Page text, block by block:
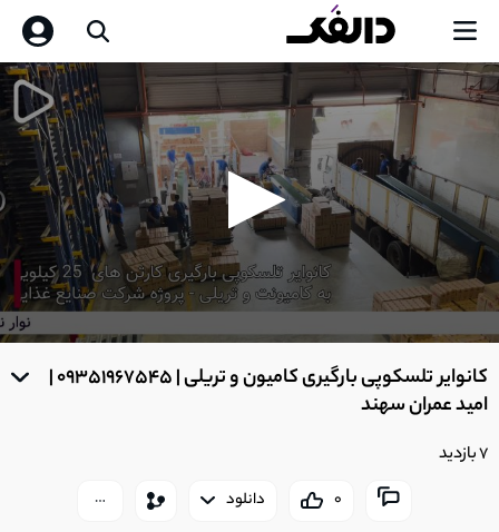
0
of
کانوایر تلسکوپی بارگیری کامیون و تریلی | 09351967545 |
امید عمران سهند
7 بازدید
0 دانلود